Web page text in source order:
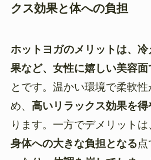
クス効果と体への負担
ホットヨガのメリットは、
果など、女性に嬉しい美容面
とです。温かい環境で柔軟
め、 高いリラックス効果を得
ります。一方でデメリットは
身体への大きな負担となる点